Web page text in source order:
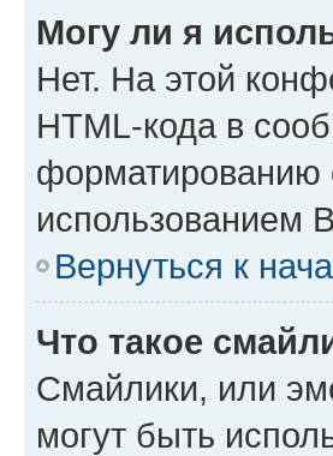
Могу ли я
Нет. На этой
HTML-кода в
форматированию
использованием
Вернуться к
Что такое
Смайлики, или
могут быть